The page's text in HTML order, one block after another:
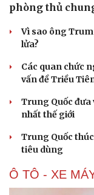
phòng thủ
Vì sao ông
lửa?
Các quan chức
vấn đề Triều
Trung Quốc đưa
nhất thế giới
Trung Quốc
tiêu dùng
Ô TÔ - XE